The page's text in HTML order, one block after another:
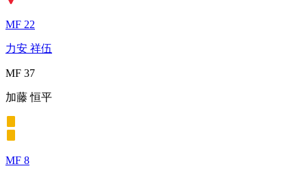
MF 22
力安 祥伍
MF 37
加藤 恒平
MF 8